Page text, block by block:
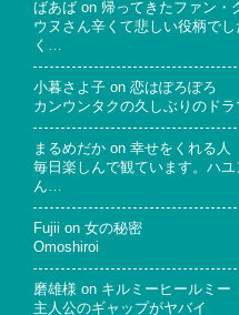
ばあば on 帰ってきたファン・
ウヌさん辛くて悲しい役柄で
く…
小暮さよ子 on 恋はぽろぽろ
カンウンタクの久しぶりのド
まるめだか on 幸せをくれる人
毎日楽しんで観ています。ハ
ん…
Fujii on 女の秘密
Omoshiroi
磨雄様 on キルミーヒールミー
主人公のギャップがヤバイ